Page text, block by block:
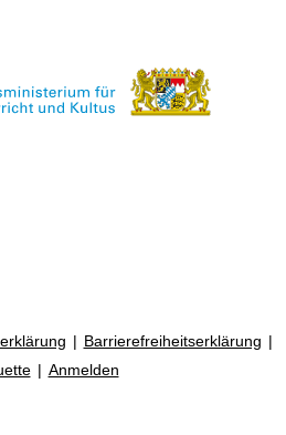
Barrierefreiheitserklärung
Anmelden